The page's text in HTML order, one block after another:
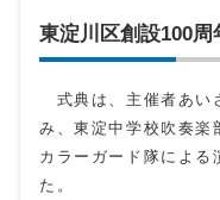
東淀川区創設100周
式典は、主催者あい
み、東淀中学校吹奏楽
カラーガード隊による
た。